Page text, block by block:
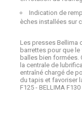
Indication de
èches installées sur
Les presses Bellima
barrettes pour que
balles bien formées.
la centrale de
entraîné chargé de
du tapis et favoriser
F125 - BELLIMA F130